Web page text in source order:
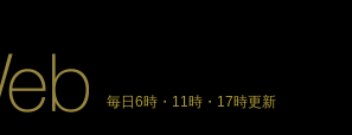
毎日6時・11時・17時更新